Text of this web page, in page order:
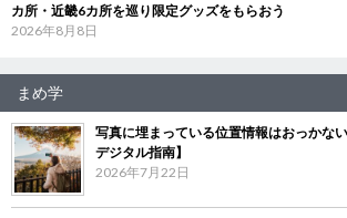
カ所・近畿6カ所を巡り限定グッズをもらおう
2026年8月8日
まめ学
写真に埋まっている位置情報はおっかな
デジタル指南】
2026年7月22日